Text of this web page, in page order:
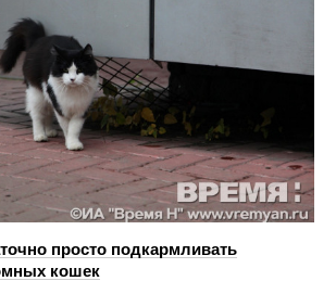
просто подкармливать
кошек